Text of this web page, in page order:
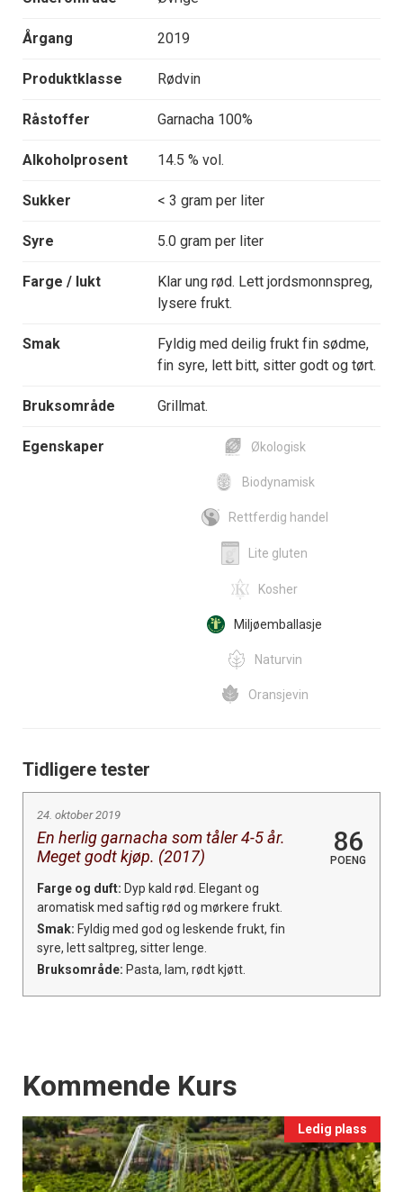
Årgang 2019
Produktklasse Rødvin
Råstoffer Garnacha 100%
Alkoholprosent 14.5 % vol.
Sukker < 3 gram per liter
Syre 5.0 gram per liter
Farge / lukt
Klar ung rød. Lett jordsmonnspreg,
lysere frukt.
Smak
Fyldig med deilig frukt fin sødme,
fin syre, lett bitt, sitter godt og tørt.
Bruksområde Grillmat.
Egenskaper Økologisk
Biodynamisk
Rettferdig handel
Lite gluten
Kosher
Miljøemballasje
Naturvin
Oransjevin
Tidligere tester
24. oktober 2019
En herlig garnacha som tåler 4-5 år.
Meget godt kjøp. (2017)
86
POENG
Farge og duft: Dyp kald rød. Elegant og
aromatisk med saftig rød og mørkere frukt.
Smak: Fyldig med god og leskende frukt, fin
syre, lett saltpreg, sitter lenge.
Bruksområde: Pasta, lam, rødt kjøtt.
Events
Kommende Kurs
Ledig plass